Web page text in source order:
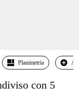
Planimetria
con 5